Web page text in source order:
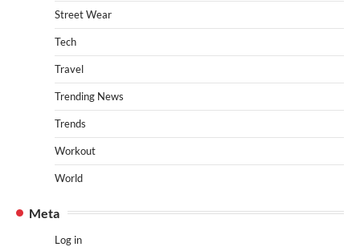
Street Wear
Tech
Travel
Trending News
Trends
Workout
World
Meta
Log in